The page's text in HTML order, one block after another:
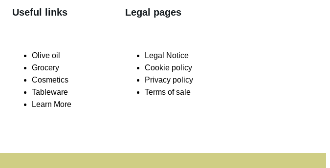
Useful links
Olive oil
Grocery
Cosmetics
Tableware
Learn More
Legal pages
Legal Notice
Cookie policy
Privacy policy
Terms of sale